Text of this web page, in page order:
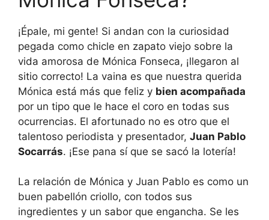
¡Épale, mi gente! Si andan con la curiosidad
pegada como chicle en zapato viejo sobre la
vida amorosa de Mónica Fonseca, ¡llegaron al
sitio correcto! La vaina es que nuestra querida
Mónica está más que feliz y bien acompañada
por un tipo que le hace el coro en todas sus
ocurrencias. El afortunado no es otro que el
talentoso periodista y presentador, Juan Pablo
Socarrás. ¡Ese pana sí que se sacó la lotería!
La relación de Mónica y Juan Pablo es como un
buen pabellón criollo, con todos sus
ingredientes y un sabor que engancha. Se les